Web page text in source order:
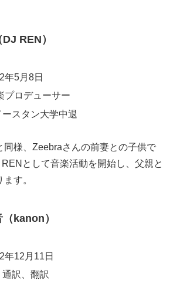
REN）
年5月8日
プロデューサー
スタン大学中退
同様、Zeebraさんの前妻との子供で
として音楽活動を開始し、父親と
す。
kanon）
年12月11日
訳、翻訳